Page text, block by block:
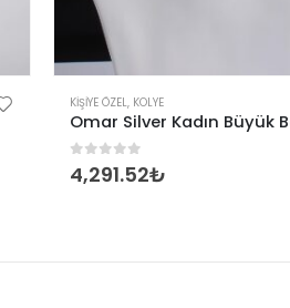
KIŞIYE ÖZEL, KOLYE
out of 5
4,291.52₺